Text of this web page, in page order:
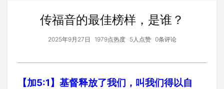
传福音的最佳榜样，是谁？
2025年9月27日 1979点热度 5人点赞 0条评论
【加5:1】基督释放了我们，叫我们得以自